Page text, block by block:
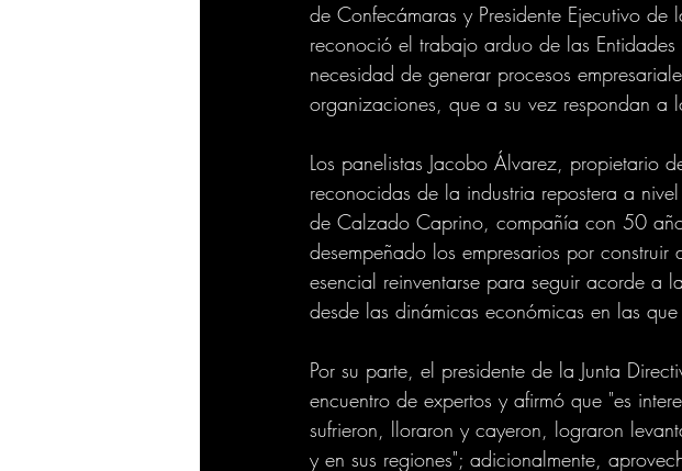
de Confecámaras y Presidente Ejecutivo
reconoció el trabajo arduo de las
necesidad de generar procesos
organizaciones, que a su vez respondan a
Los panelistas Jacobo Álvarez, propietario
reconocidas de la industria repostera a
de Calzado Caprino, compañía con 50
desempeñado los empresarios por
esencial reinventarse para seguir acorde a
desde las dinámicas económicas en las
Por su parte, el presidente de la Junta
encuentro de expertos y afirmó que "es
sufrieron, lloraron y cayeron, lograron
y en sus regiones"; adicionalmente,